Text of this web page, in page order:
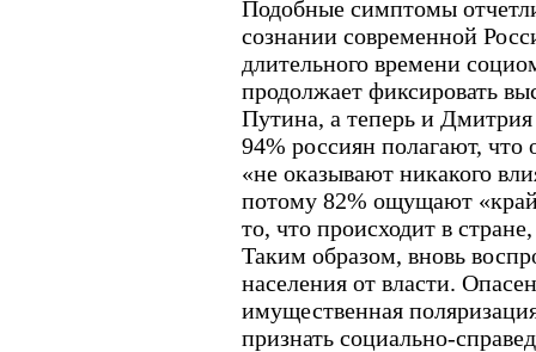
Подобные симптомы
сознании современной
длительного времени
продолжает фиксировать
Путина, а теперь и
94% россиян полагают, что
«не оказывают никакого
потому 82% ощущают
то, что происходит в
Таким образом, вновь
населения от власти.
имущественная
признать социально-